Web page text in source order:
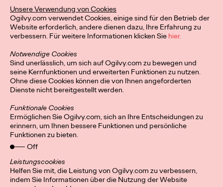
und werden regelmäßig aktualisiert. Dessen ungeachtet kann
keine Garantie für Richtigkeit, Vollständigkeit und Aktualität der
Angaben sowie die Verfügbarkeit der Website und ihrer Inhalte
übernommen werden. Dies gilt auch für alle
Verbindungen/Links zu anderen Websites, auf die verwiesen
wird. Für die Inhalte auf den verlinkten Seiten übernimmt
Ogilvy & Mather GmbH keine Haftung. Ogilvy & Mather Wien
behält sich das Recht vor, Inhalte auf der Website des
Unternehmens ohne Ankündigung zu ändern.
Copyright: Die Texte und Bilder auf der Homepage der Ogilvy
& Mather GmbH sind urheberrechtlich geschützt und dürfen
ohne vorherige ausdrückliche Genehmigung des
Unternehmens weder verändert noch an Dritte übermittelt
werden. Alle Rechte vorbehalten. Stand Februar 2024. Alle
Unsere Verwendung von Cookies
Ogilvy.com verwendet Cookies, einige sind für den Betrieb der
Website erforderlich, andere dienen dazu, Ihre Erfahrung zu
verbessern. Für weitere Informationen klicken Sie hier.
Notwendige Cookies
Sind unerlässlich, um sich auf Ogilvy.com zu bewegen und
seine Kernfunktionen und erweiterten Funktionen zu nutzen.
Ohne diese Cookies können die von Ihnen angeforderten
Dienste nicht bereitgestellt werden.
Funktionale Cookies
Ermöglichen Sie Ogilvy.com, sich an Ihre Entscheidungen zu
erinnern, um Ihnen bessere Funktionen und persönliche
Funktionen zu bieten.
Off
Leistungscookies
Helfen Sie mit, die Leistung von Ogilvy.com zu verbessern,
indem Sie Informationen über die Nutzung der Website